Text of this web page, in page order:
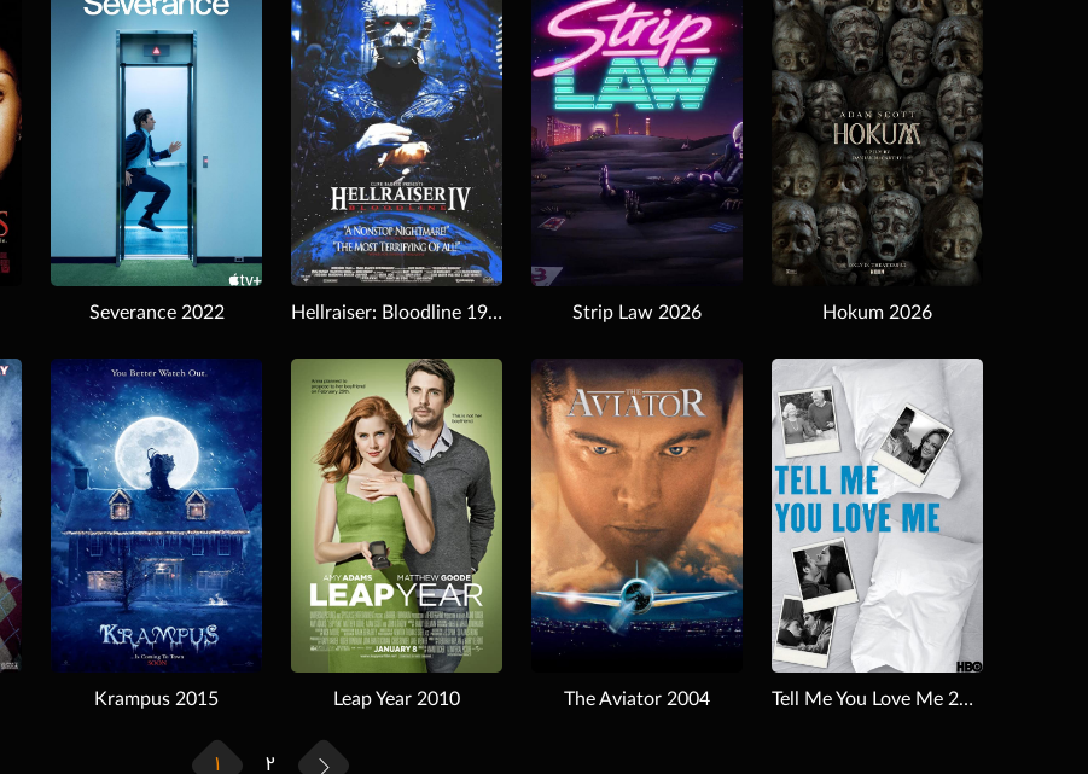
Download
Hokum 2026
Download
Strip Law 2026
Download
Hellraiser: Bloodline 1996
Severance 2022
Download
Tell Me You Love Me 2007
Download
The Aviator 2004
Download
Leap Year 2010
Krampus 2015
1 2